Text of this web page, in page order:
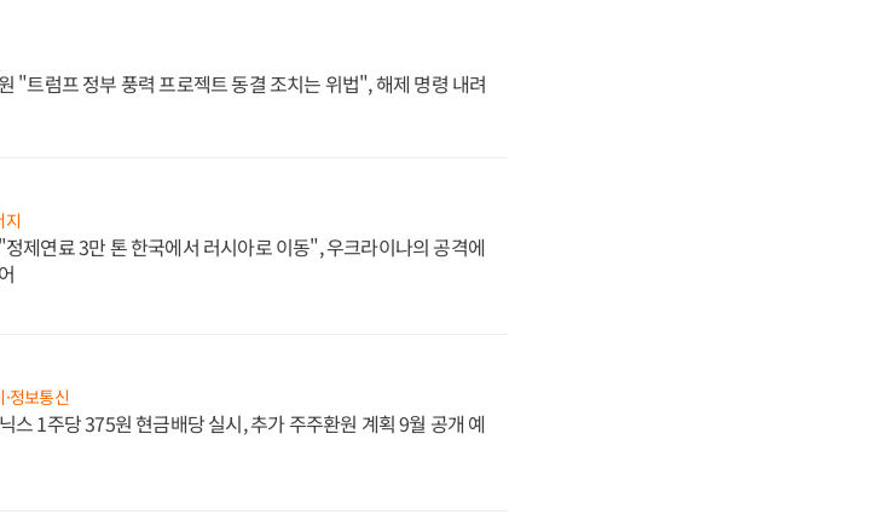
"트럼프 정부 풍력 프로젝트 동결 조치는 위법", 해제 명령 내려
지
제연료 3만 톤 한국에서 러시아로 이동", 우크라이나의 공격에
·정보통신
스 1주당 375원 현금배당 실시, 추가 주주환원 계획 9월 공개 예